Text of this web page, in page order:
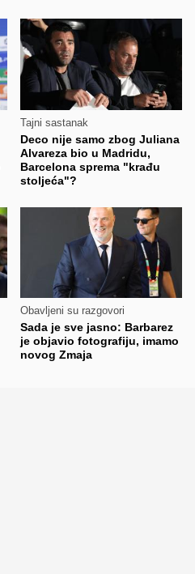
Tajni sastanak
Deco nije samo zbog Juliana
Alvareza bio u Madridu,
Barcelona sprema "krađu
stoljeća"?
Obavljeni su razgovori
Sada je sve jasno: Barbarez
je objavio fotografiju, imamo
novog Zmaja